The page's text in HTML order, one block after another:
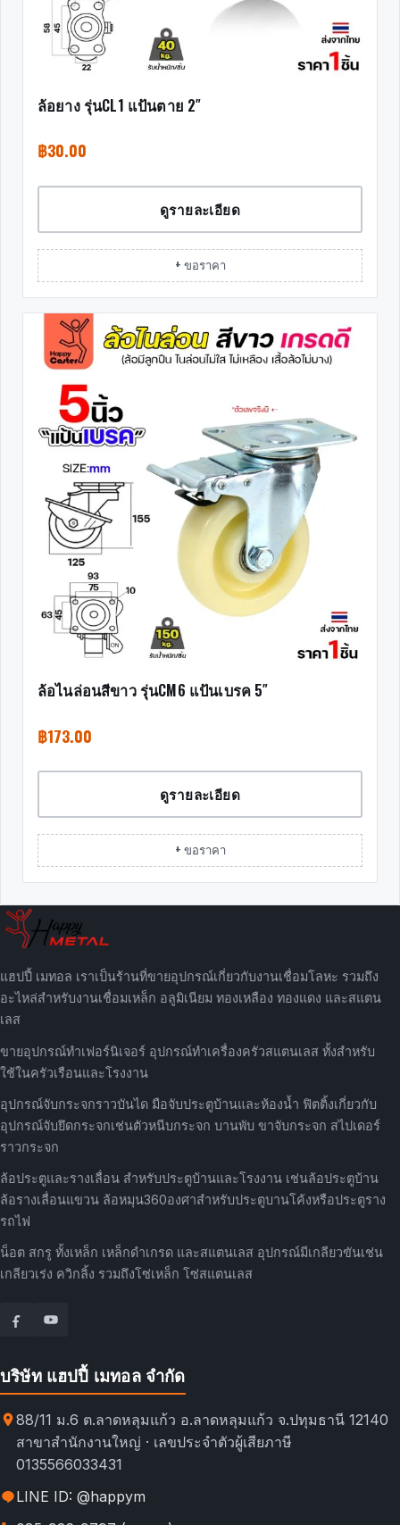
ล้อยาง รุ่นCL1 แป้นตาย 2″
฿30.00
ดูรายละเอียด
+ ขอราคา
ล้อไนล่อนสีขาว รุ่นCM6 แป้นเบรค 5″
฿173.00
ดูรายละเอียด
+ ขอราคา
แฮปปี้ เมทอล เราเป็นร้านที่ขายอุปกรณ์เกี่ยวกับงานเชื่อมโลหะ รวมถึง
อะไหล่สำหรับงานเชื่อมเหล็ก อลูมิเนียม ทองเหลือง ทองแดง และสแตน
เลส
ขายอุปกรณ์ทำเฟอร์นิเจอร์ อุปกรณ์ทำเครื่องครัวสแตนเลส ทั้งสำหรับ
ใช้ในครัวเรือนและโรงงาน
อุปกรณ์จับกระจกราวบันได มือจับประตูบ้านและห้องน้ำ ฟิตติ้งเกี่ยวกับ
อุปกรณ์จับยึดกระจกเช่นตัวหนีบกระจก บานพับ ขาจับกระจก สไปเดอร์
ราวกระจก
ล้อประตูและรางเลื่อน สำหรับประตูบ้านและโรงงาน เช่นล้อประตูบ้าน
ล้อรางเลื่อนแขวน ล้อหมุน360องศาสำหรับประตูบานโค้งหรือประตูราง
รถไฟ
น็อต สกรู ทั้งเหล็ก เหล็กดำเกรด และสแตนเลส อุปกรณ์มีเกลียวขันเช่น
เกลียวเร่ง ควิกลิ้ง รวมถึงโซ่เหล็ก โซ่สแตนเลส
บริษัท แฮปปี้ เมทอล จำกัด
88/11 ม.6 ต.ลาดหลุมแก้ว อ.ลาดหลุมแก้ว จ.ปทุมธานี 12140
สาขาสำนักงานใหญ่ · เลขประจำตัวผู้เสียภาษี
0135566033431
LINE ID: @happym